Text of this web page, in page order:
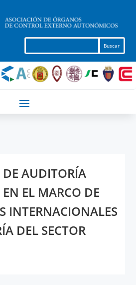
AUDITORÍA
EL MARCO DE
INTERNACIONALES
DEL SECTOR